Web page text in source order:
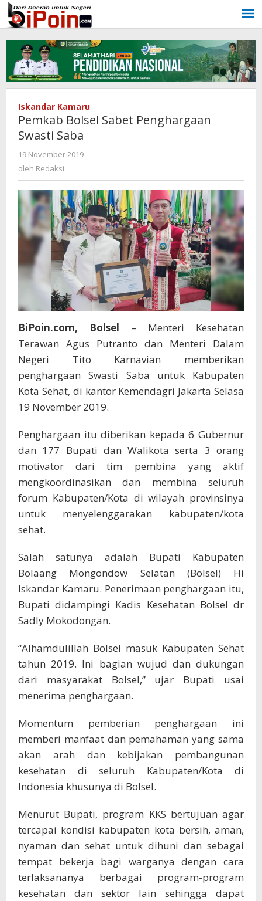
Lewati
ke
konten
Iskandar Kamaru
Pemkab Bolsel Sabet Penghargaan
Swasti Saba
19 November 2019
oleh Redaksi
BiPoin.com, Bolsel – Menteri Kesehatan
Terawan Agus Putranto dan Menteri Dalam
Negeri Tito Karnavian memberikan
penghargaan Swasti Saba untuk Kabupaten
Kota Sehat, di kantor Kemendagri Jakarta Selasa
19 November 2019.
Penghargaan itu diberikan kepada 6 Gubernur
dan 177 Bupati dan Walikota serta 3 orang
motivator dari tim pembina yang aktif
mengkoordinasikan dan membina seluruh
forum Kabupaten/Kota di wilayah provinsinya
untuk menyelenggarakan kabupaten/kota
sehat.
Salah satunya adalah Bupati Kabupaten
Bolaang Mongondow Selatan (Bolsel) Hi
Iskandar Kamaru. Penerimaan penghargaan itu,
Bupati didampingi Kadis Kesehatan Bolsel dr
Sadly Mokodongan.
“Alhamdulillah Bolsel masuk Kabupaten Sehat
tahun 2019. Ini bagian wujud dan dukungan
dari masyarakat Bolsel,” ujar Bupati usai
menerima penghargaan.
Momentum pemberian penghargaan ini
memberi manfaat dan pemahaman yang sama
akan arah dan kebijakan pembangunan
kesehatan di seluruh Kabupaten/Kota di
Indonesia khusunya di Bolsel.
Menurut Bupati, program KKS bertujuan agar
tercapai kondisi kabupaten kota bersih, aman,
nyaman dan sehat untuk dihuni dan sebagai
tempat bekerja bagi warganya dengan cara
terlaksananya berbagai program-program
kesehatan dan sektor lain sehingga dapat